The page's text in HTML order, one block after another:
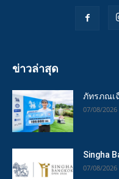
ข่าวล่าสุด
ภัทรภณเ
07/08/2026
Singha
07/08/2026